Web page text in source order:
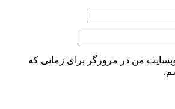
وبسایت من در مرورگر برای زمانی که